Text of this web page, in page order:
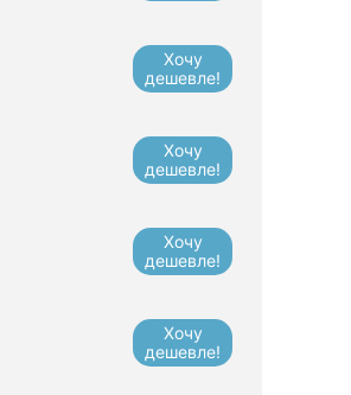
Хочу
дешевле!
Хочу
дешевле!
Хочу
дешевле!
Хочу
дешевле!